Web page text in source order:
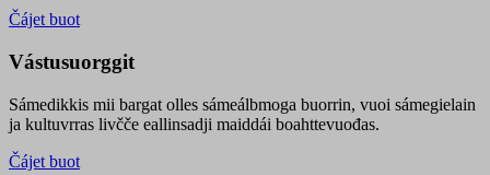
Čájet buot
Vástusuorggit
Sámedikkis mii bargat olles sámeálbmoga buorrin, vuoi sámegielain
ja kultuvrras livčče eallinsadji maiddái boahttevuođas.
Čájet buot